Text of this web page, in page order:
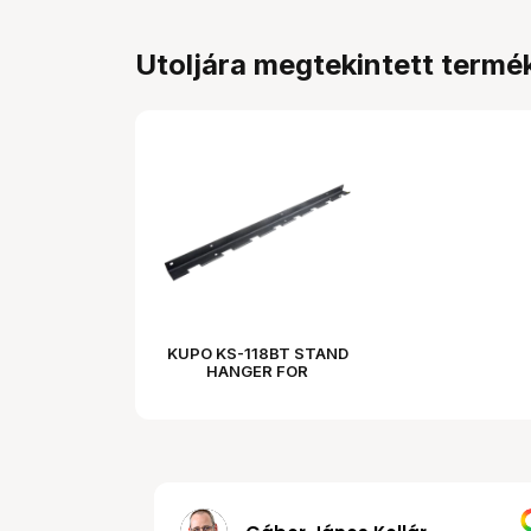
Utoljára megtekintett
KUPO KS-118BT STAND
HANGER FOR